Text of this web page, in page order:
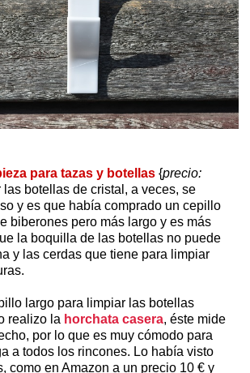
para tazas y botellas {precio:
las botellas de cristal, a veces, se
y es que había comprado un cepillo
biberones pero más largo y es más
la boquilla de las botellas no puede
y las cerdas que tiene para limpiar
largo para limpiar las botellas
realizo la horchata casera, éste mide
por lo que es muy cómodo para
a todos los rincones. Lo había visto
como en Amazon a un precio 10 € y